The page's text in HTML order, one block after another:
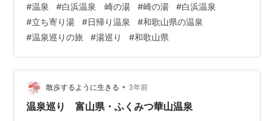
があるのですが、雄大なロケーションが楽しめる温泉と
して、お気に入りの温泉のひとつなので、立ち寄りまし
た。 駐車場に車を停めて、温泉の入り口前にある券売機
で入浴券を購入し、すぐ横にいる係の方に入浴券を渡し
ます。 係の方から、スマホやカメラなどの撮影禁止及び
持ち込み禁止を伝えられます。スマホ…
#温泉 #白浜温泉 崎の湯 #崎の湯 #白浜温泉
#立ち寄り湯 #日帰り温泉 #和歌山県の温泉
#温泉巡りの旅 #湯巡り #和歌山県
散歩するように生きる • 3年前
温泉巡り 富山県・ふくみつ華山温泉